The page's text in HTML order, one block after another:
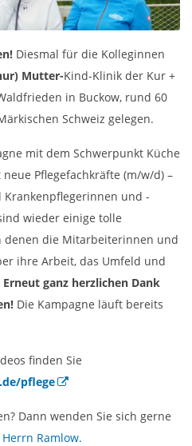
Diesmal für die Kolleginnen
Mutter-Kind-Klinik der Kur +
in Buckow, rund 60
Schweiz gelegen.
mit dem Schwerpunkt Küche
Pflegefachkräfte (m/w/d) –
Krankenpflegerinnen und -
wieder einige tolle
denen die Mitarbeiterinnen und
ihre Arbeit, das Umfeld und
Erneut ganz herzlichen Dank
Die Kampagne läuft bereits
finden Sie
pflege
Dann wenden Sie sich gerne
Herrn Ramlow.